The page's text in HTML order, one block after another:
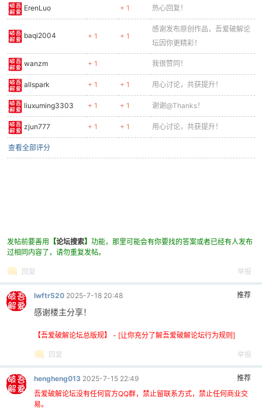
ErenLuo + 1 热心回复！
baqi2004 + 1 + 1
感谢发布原创作品，吾爱破解论
坛因你更精彩！
wanzm + 1 我很赞同！
allspark + 1 + 1 用心讨论，共获提升！
liuxuming3303 + 1 + 1 谢谢@Thanks！
zjun777 + 1 + 1 用心讨论，共获提升！
查看全部评分
发帖前要善用 【论坛搜索】 功能，那里可能会有你要找的答案或者已经有人发布
过相同内容了，请勿重复发帖。
回复 举报
推荐
lwftr520 2025-7-18 20:48
感谢楼主分享！
【吾爱破解论坛总版规】 - [让你充分了解吾爱破解论坛行为规则]
回复 举报
推荐
hengheng013 2025-7-15 22:49
吾爱破解论坛没有任何官方QQ群，禁止留联系方式，禁止任何商业交
易。